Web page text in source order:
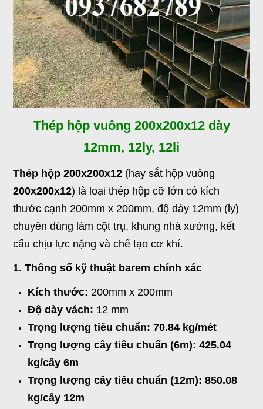
Thép hộp vuông 200x200x12 dày
12mm, 12ly, 12li
Thép hộp 200x200x12 (hay sắt hộp vuông
200x200x12) là loại thép hộp cỡ lớn có kích
thước cạnh 200mm x 200mm, độ dày 12mm (ly)
chuyên dùng làm cột trụ, khung nhà xưởng, kết
cấu chịu lực nặng và chế tạo cơ khí.
1. Thông số kỹ thuật barem chính xác
Kích thước: 200mm x 200mm
Độ dày vách: 12 mm
Trọng lượng tiêu chuẩn: 70.84 kg/mét
Trọng lượng cây tiêu chuẩn (6m): 425.04
kg/cây 6m
Trọng lượng cây tiêu chuẩn (12m): 850.08
kg/cây 12m